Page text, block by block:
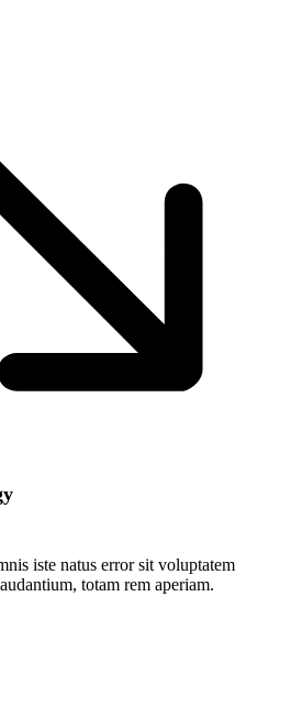
iste natus error sit voluptatem
totam rem aperiam.